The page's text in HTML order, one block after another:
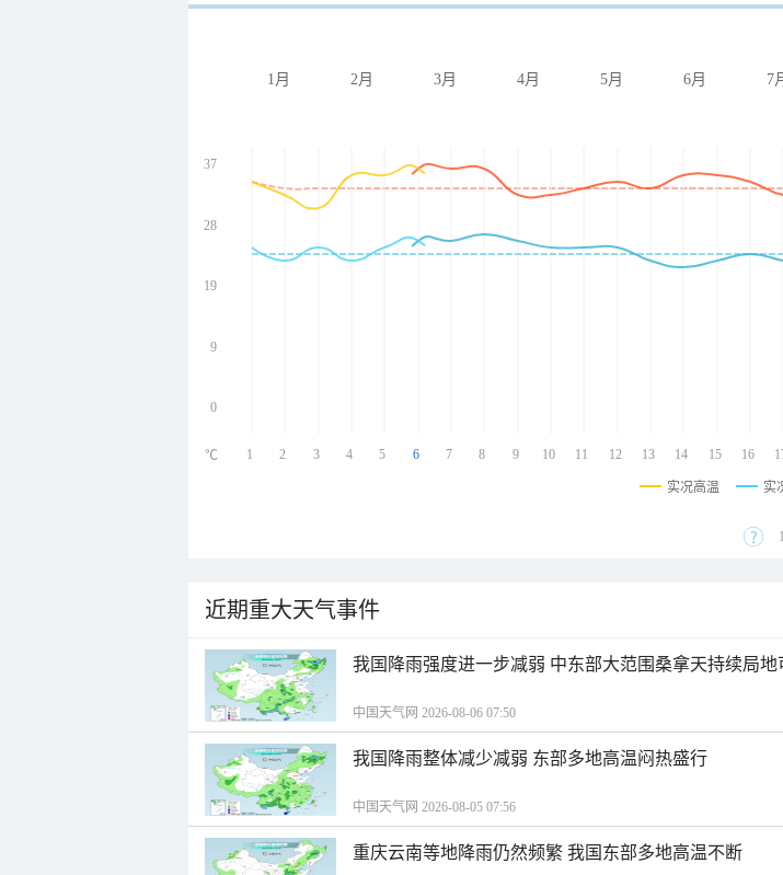
1月 2月 3月 4月 5月 6月 7
37
28
19
9
0
1 2 3 4 5 6 7 8 9 10 11 12 13 14 15 16
℃
实况高温 实
近期重大天气事件
我国降雨强度进一步减弱 中东部大范围桑拿天持续局
中国天气网 2026-08-06 07:50
我国降雨整体减少减弱 东部多地高温闷热盛行
中国天气网 2026-08-05 07:56
重庆云南等地降雨仍然频繁 我国东部多地高温不断